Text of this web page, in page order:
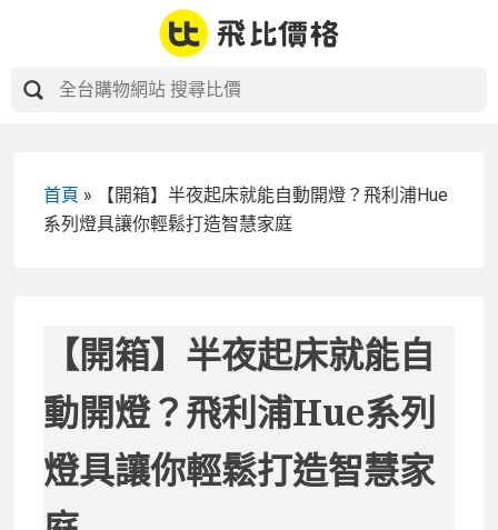
首頁 »
【開箱】半夜起床就能自動開燈？飛利浦Hue
系列燈具讓你輕鬆打造智慧家庭
【開箱】半夜起床就能自
動開燈？飛利浦Hue系列
燈具讓你輕鬆打造智慧家